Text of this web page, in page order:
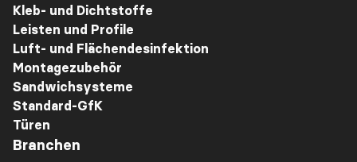
Kleb- und Dichtstoffe
Leisten und Profile
Luft- und Flächendesinfektion
Montagezubehör
Sandwichsysteme
Standard-GfK
Türen
Branchen